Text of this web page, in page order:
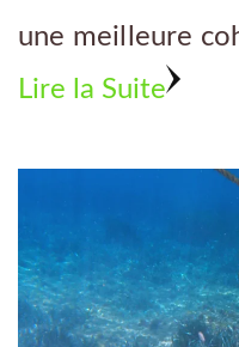
une meilleure
Lire la Suite